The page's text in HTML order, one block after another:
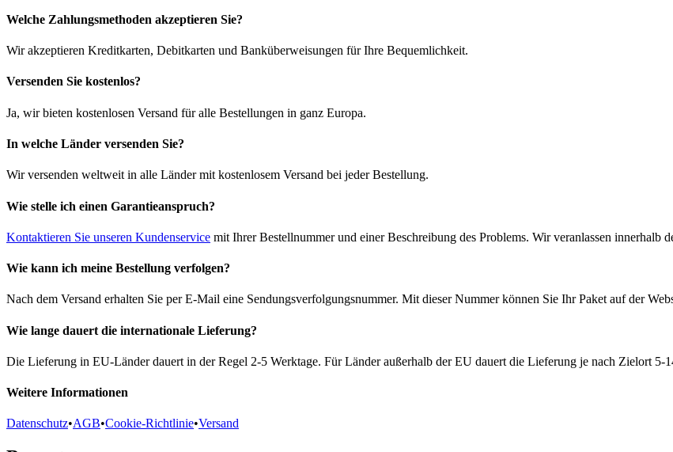
Welche Zahlungsmethoden akzeptieren Sie?
Wir akzeptieren Kreditkarten, Debitkarten und Banküberweisungen für Ihre Bequemlichkeit.
Versenden Sie kostenlos?
Ja, wir bieten kostenlosen Versand für alle Bestellungen in ganz Europa.
In welche Länder versenden Sie?
Wir versenden weltweit in alle Länder mit kostenlosem Versand bei jeder Bestellung.
Wie stelle ich einen Garantieanspruch?
Kontaktieren Sie unseren Kundenservice mit Ihrer Bestellnummer und einer Beschreibung des Problems. Wir veranlassen innerhalb
Wie kann ich meine Bestellung verfolgen?
Nach dem Versand erhalten Sie per E-Mail eine Sendungsverfolgungsnummer. Mit dieser Nummer können Sie Ihr Paket auf der
Wie lange dauert die internationale Lieferung?
Die Lieferung in EU-Länder dauert in der Regel 2-5 Werktage. Für Länder außerhalb der EU dauert die Lieferung je nach Zielort 5-
Weitere Informationen
Datenschutz•AGB•Cookie-Richtlinie•Versand